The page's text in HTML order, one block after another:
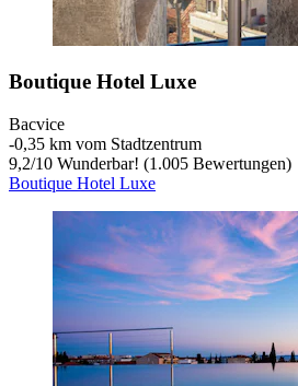
Boutique Hotel Luxe
Bacvice
‐0,35 km vom Stadtzentrum
9,2/10 Wunderbar! (1.005 Bewertungen)
Boutique Hotel Luxe